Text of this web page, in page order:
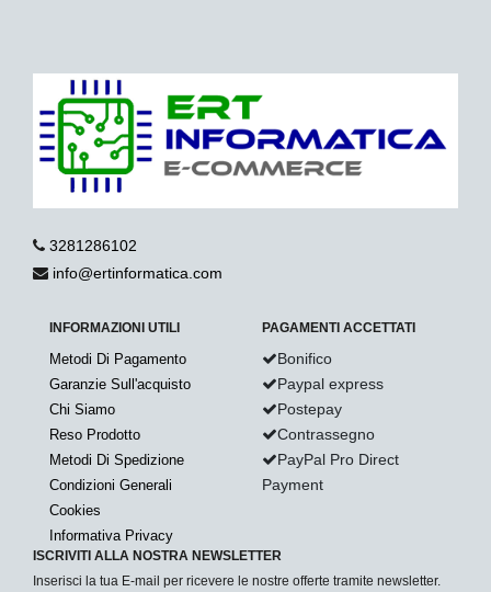
3281286102
info@ertinformatica.com
INFORMAZIONI UTILI
Metodi Di Pagamento
Garanzie Sull'acquisto
Chi Siamo
Reso Prodotto
Metodi Di Spedizione
Condizioni Generali
Cookies
Informativa Privacy
PAGAMENTI ACCETTATI
Bonifico
Paypal express
Postepay
Contrassegno
PayPal Pro Direct
Payment
ISCRIVITI ALLA NOSTRA NEWSLETTER
Inserisci la tua E-mail per ricevere le nostre offerte tramite newsletter.